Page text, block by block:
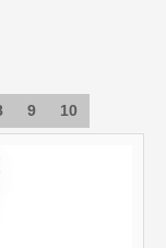
9 10